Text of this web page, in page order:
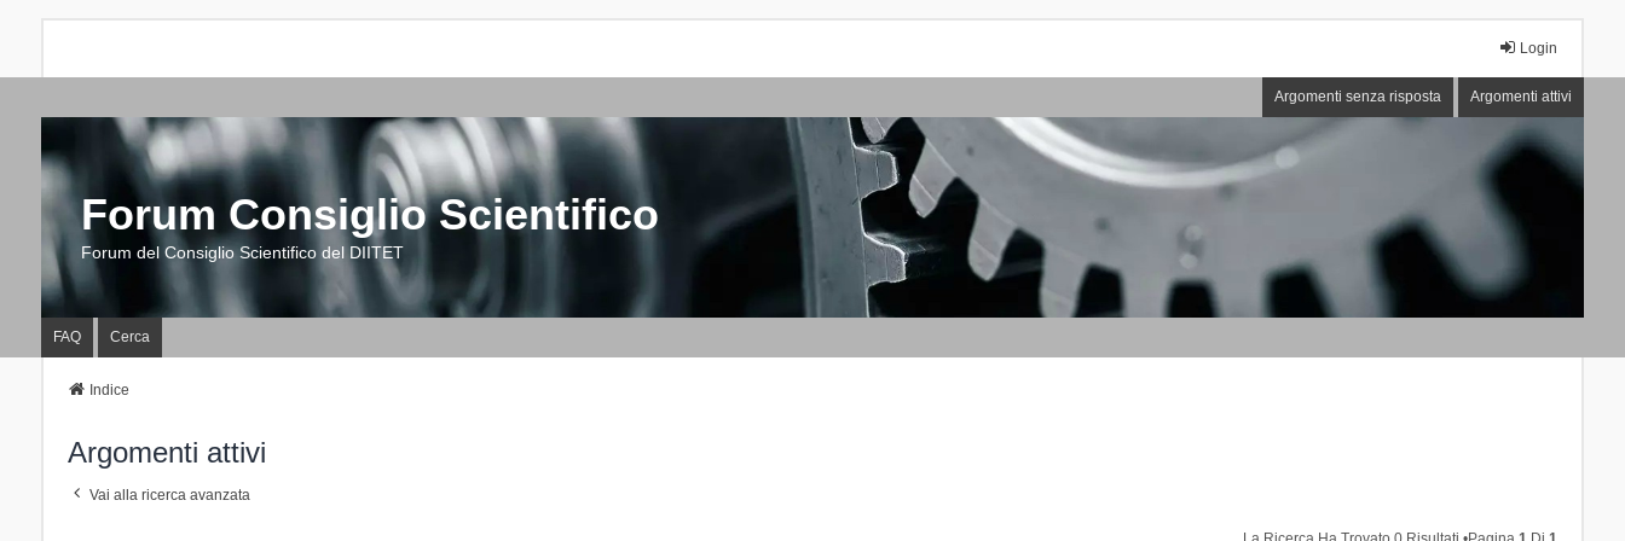
Login
Argomenti senza risposta Argomenti attivi
Forum Consiglio Scientifico
Forum del Consiglio Scientifico del DIITET
FAQ Cerca
Indice
Argomenti attivi
Vai alla ricerca avanzata